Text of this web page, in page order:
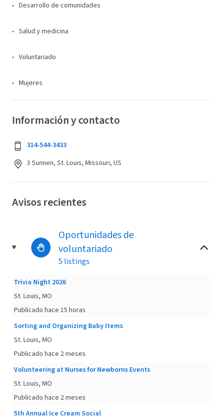
Desarrollo de comunidades
Salud y medicina
Voluntariado
Mujeres
Información y contacto
314-544-3433
3 Sunnen, St. Louis, Missouri, US
Avisos recientes
Oportunidades de
voluntariado
5 listings
Trivia Night 2026
St. Louis, MO
Publicado hace 15 horas
Sorting and Organizing Baby Items
St. Louis, MO
Publicado hace 2 meses
Volunteering at Nurses for Newborns Events
St. Louis, MO
Publicado hace 2 meses
5th Annual Ice Cream Social